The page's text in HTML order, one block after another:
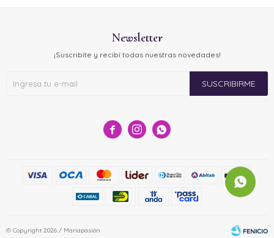
  
Newsletter
¡Suscribite y recibí todas nuestras novedades!
SUSCRIBIRME
© Copyright 2026 / Mariapasión